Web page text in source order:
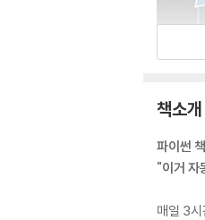
책소개
파이썬
"이거 자
매일 3